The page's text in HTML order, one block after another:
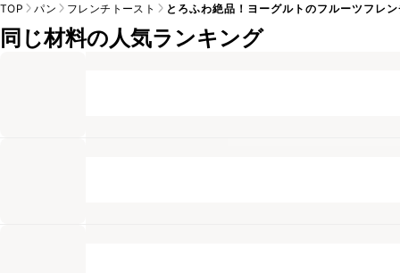
TOP パン フレンチトースト とろふわ絶品！ヨーグルトのフルーツフレ
同じ材料の人気ランキング